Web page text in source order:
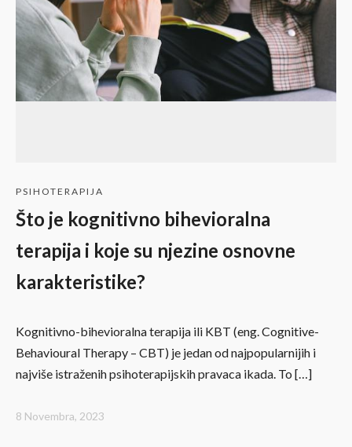
PSIHOTERAPIJA
Što je kognitivno bihevioralna
terapija i koje su njezine osnovne
karakteristike?
Kognitivno-bihevioralna terapija ili KBT (eng. Cognitive-
Behavioural Therapy – CBT) je jedan od najpopularnijih i
najviše istraženih psihoterapijskih pravaca ikada. To […]
8 Novembra, 2023